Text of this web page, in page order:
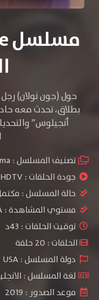
حول (جون نولان)
بطلاق، تحدث معه
أنجيلوس”
تصنيف المسلسل :
جودة الحلقات :
حالة المسلسل :
مستوي المشاهدة :
توقيت الحلقات : 43د
الحلقات : 20 حلقة
دولة المسلسل : USA
لغة المسلسل :
موعد الصدور : 2019